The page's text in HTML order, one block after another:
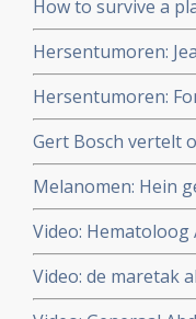
How to survive a
de farmaceutische
AIDS-patiënten
Hersentumoren:
4 door reguliere
Hersentumoren:
reguliere aanpak
Gert Bosch vertelt
door combinatie
behandelingen
Melanomen: Hein
met
Video:
de Wereld leert
Video: de maretak
maretak bij kanker